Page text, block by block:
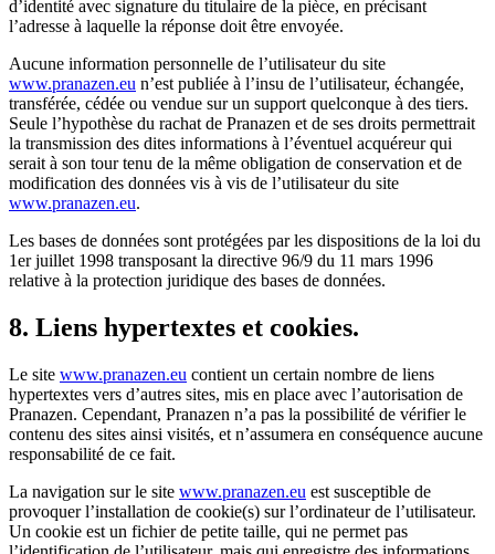
d’identité avec signature du titulaire de la pièce, en précisant
l’adresse à laquelle la réponse doit être envoyée.
Aucune information personnelle de l’utilisateur du site
www.pranazen.eu n’est publiée à l’insu de l’utilisateur, échangée,
transférée, cédée ou vendue sur un support quelconque à des tiers.
Seule l’hypothèse du rachat de Pranazen et de ses droits permettrait
la transmission des dites informations à l’éventuel acquéreur qui
serait à son tour tenu de la même obligation de conservation et de
modification des données vis à vis de l’utilisateur du site
www.pranazen.eu.
Les bases de données sont protégées par les dispositions de la loi du
1er juillet 1998 transposant la directive 96/9 du 11 mars 1996
relative à la protection juridique des bases de données.
8. Liens hypertextes et cookies.
Le site www.pranazen.eu contient un certain nombre de liens
hypertextes vers d’autres sites, mis en place avec l’autorisation de
Pranazen. Cependant, Pranazen n’a pas la possibilité de vérifier le
contenu des sites ainsi visités, et n’assumera en conséquence aucune
responsabilité de ce fait.
La navigation sur le site www.pranazen.eu est susceptible de
provoquer l’installation de cookie(s) sur l’ordinateur de l’utilisateur.
Un cookie est un fichier de petite taille, qui ne permet pas